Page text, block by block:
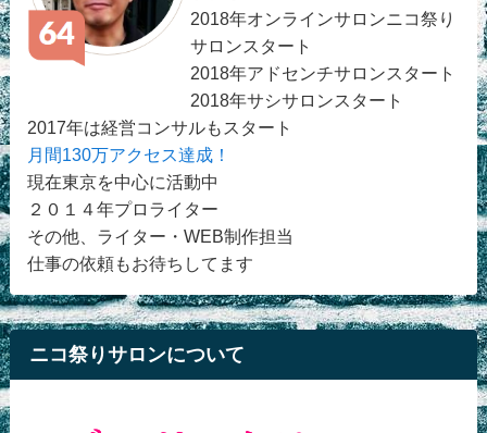
2018年オンラインサロンニコ祭り
サロンスタート
2018年アドセンチサロンスタート
2018年サシサロンスタート
2017年は経営コンサルもスタート
月間130万アクセス達成！
現在東京を中心に活動中
２０１４年プロライター
その他、ライター・WEB制作担当
仕事の依頼もお待ちしてます
ニコ祭りサロンについて